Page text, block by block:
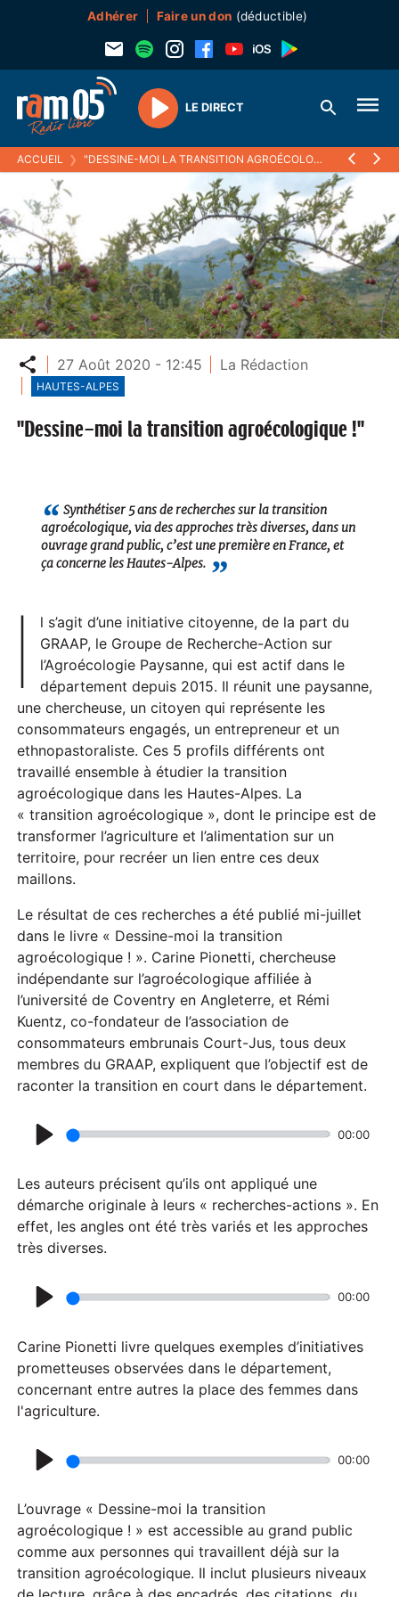
Adhérer Faire un don (déductible)
Play
LE DIRECT
ACCUEIL ❯ "DESSINE-MOI LA TRANSITION AGROÉCOLOGIQUE !"
Partager
27 Août 2020 - 12:45 La Rédaction
HAUTES-ALPES
"Dessine-moi la transition agroécologique !"
Synthétiser 5 ans de recherches sur la transition
agroécologique, via des approches très diverses, dans un
ouvrage grand public, c’est une première en France, et
ça concerne les Hautes-Alpes.
I
l s’agit d’une initiative citoyenne, de la part du
GRAAP, le Groupe de Recherche-Action sur
l’Agroécologie Paysanne, qui est actif dans le
département depuis 2015. Il réunit une paysanne,
une chercheuse, un citoyen qui représente les
consommateurs engagés, un entrepreneur et un
ethnopastoraliste. Ces 5 profils différents ont
travaillé ensemble à étudier la transition
agroécologique dans les Hautes-Alpes. La
« transition agroécologique », dont le principe est de
transformer l’agriculture et l’alimentation sur un
territoire, pour recréer un lien entre ces deux
maillons.
Le résultat de ces recherches a été publié mi-juillet
dans le livre « Dessine-moi la transition
agroécologique ! ». Carine Pionetti, chercheuse
indépendante sur l’agroécologique affiliée à
l’université de Coventry en Angleterre, et Rémi
Kuentz, co-fondateur de l’association de
consommateurs embrunais Court-Jus, tous deux
membres du GRAAP, expliquent que l’objectif est de
raconter la transition en court dans le département.
l
a
y
00:00
Les auteurs précisent qu’ils ont appliqué une
démarche originale à leurs « recherches-actions ». En
effet, les angles ont été très variés et les approches
très diverses.
l
a
y
00:00
Carine Pionetti livre quelques exemples d’initiatives
prometteuses observées dans le département,
concernant entre autres la place des femmes dans
l'agriculture.
l
a
y
00:00
L’ouvrage « Dessine-moi la transition
agroécologique ! » est accessible au grand public
comme aux personnes qui travaillent déjà sur la
transition agroécologique. Il inclut plusieurs niveaux